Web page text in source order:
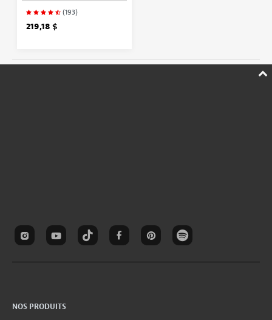
(193)
219,18 $
NOS PRODUITS